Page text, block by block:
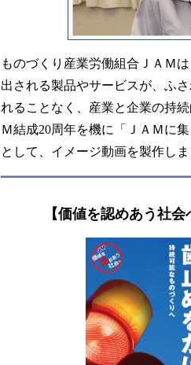
ものづくり産業労働組合ＪＡＭ
出される製品やサービスが、ふ
れることなく、産業と企業の持
Ｍ結成20周年を機に「ＪＡＭに
として、イメージ動画を製作しま
【価値を認めあう社